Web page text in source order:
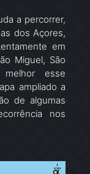
a percorrer,
dos Açores,
em
Miguel, São
esse
ampliado a
de algumas
nos